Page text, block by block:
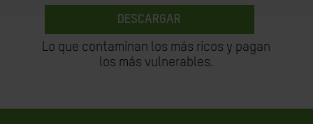
DESCARGAR
Lo que contaminan los más ricos y pagan
los más vulnerables.